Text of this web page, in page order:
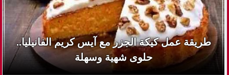
طريقة عمل كيكة الجزر مع آيس كريم الفانيليا..
حلوى شهية وسهلة